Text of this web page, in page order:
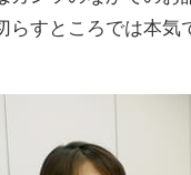
すところでは本